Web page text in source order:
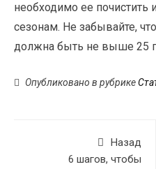
необходимо ее почистить
сезонам. Не забывайте,
должна быть не выше 25
Опубликовано в рубрике
Назад
6 шагов, чтобы